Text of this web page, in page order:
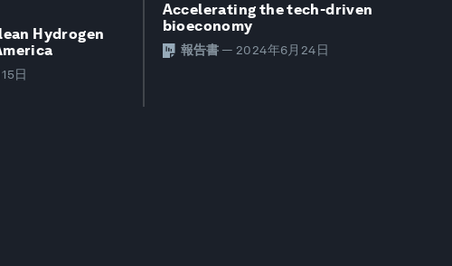
Hydrogen
日
Accelerating the tech-driven
bioeconomy
報告書 — 2024年6月24日